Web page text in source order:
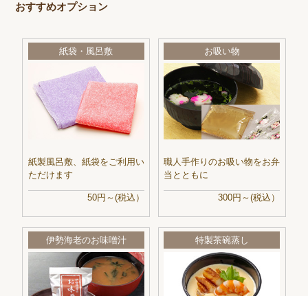
おすすめオプション
紙袋・風呂敷
紙製風呂敷、紙袋をご利用い
ただけます
50円～(税込）
お吸い物
職人手作りのお吸い物をお弁
当とともに
300円～(税込）
伊勢海老のお味噌汁 特製茶碗蒸し